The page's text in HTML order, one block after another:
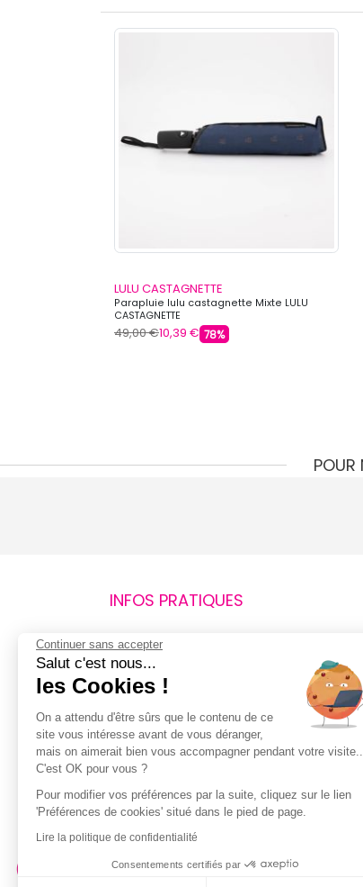
LULU CASTAGNETTE
Parapluie lulu castagnette Mixte LULU
CASTAGNETTE
49,00 €10,39 € 78%
POUR
INFOS PRATIQUES
Retours et remboursements
Suivi de commande
Livraisons
Guide des tailles
Politique de confidentialité
Conditions générales d’utilisation
de la Carte de Fidélité
Continuer sans accepter
Salut c'est nous...
les Cookies !
On a attendu d'être sûrs que le contenu de ce
site vous intéresse avant de vous déranger,
mais on aimerait bien vous accompagner pendant votre visite...
C'est OK pour vous ?
Pour modifier vos préférences par la suite, cliquez sur le lien
'Préférences de cookies' situé dans le pied de page.
Lire la politique de confidentialité
Consentements certifiés par